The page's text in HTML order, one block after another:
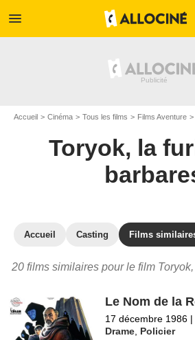
menu
Accueil Cinéma Tous les films Films Aventure
Toryok, la
Accueil Casting Films
20 films similaires pour le film
Le Nom de la
17 décembre 1986 |
Drame Policier